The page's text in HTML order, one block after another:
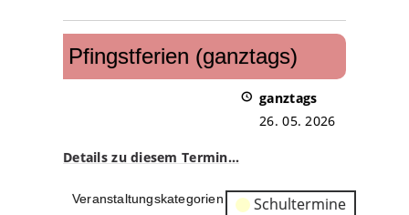
Pfingstferien
(ganztags)
Pfingstferien (ganztags)
ganztags
26. 05. 2026
Details zu diesem Termin…
Veranstaltungskategorien
Schultermine